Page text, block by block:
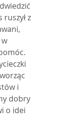
z
w
i
dobry
o idei